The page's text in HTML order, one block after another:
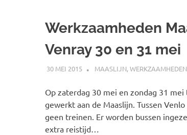
Werkzaamheden
Venray 30 en 31 mei
30 MEI 2015 SPOORZOEKER
MAASLIJN,WERKZAAMHEDEN
Op zaterdag 30 mei en zondag 31
gewerkt aan de Maaslijn. Tussen
geen treinen. Er worden bussen
extra reistijd…